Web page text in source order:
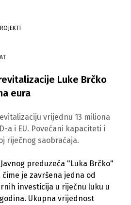
/ PROJEKTI
Luke Brčko
eura
vrijednu 13 miliona
a i EU. Povećani kapaciteti i
riječnog saobraćaja.
preduzeća "Luka Brčko"
je završena jedna od
investicija u riječnu luku u
Ukupna vrijednost